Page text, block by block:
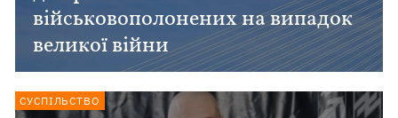
військовополонених на випадок
великої війни
СУСПІЛЬСТВО